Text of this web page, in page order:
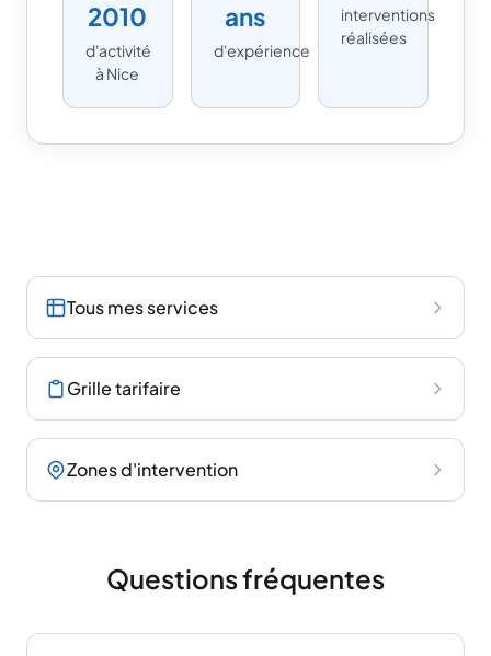
2010
d'activité
à Nice
ans
d'expérience
interventions
réalisées
En savoir plus
Tous mes services
Grille tarifaire
Zones d'intervention
Questions fréquentes